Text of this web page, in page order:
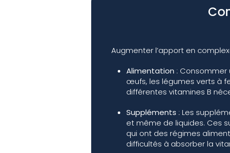
Augmenter l’apport en
Alimentation : Consommer
œufs, les légumes verts à
différentes vitamines B
Suppléments : Les
et même de liquides. Ces
qui ont des régimes
difficultés à absorber la